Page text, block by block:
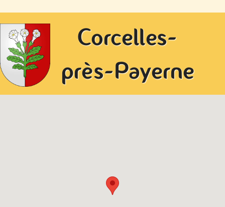
Corcelles-
près-Payerne